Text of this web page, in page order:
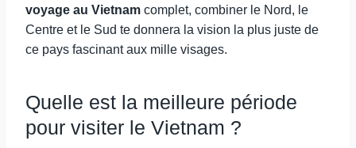
voyage au Vietnam complet, combiner le Nord, le
Centre et le Sud te donnera la vision la plus juste de
ce pays fascinant aux mille visages.
Quelle est la meilleure période
pour visiter le Vietnam ?